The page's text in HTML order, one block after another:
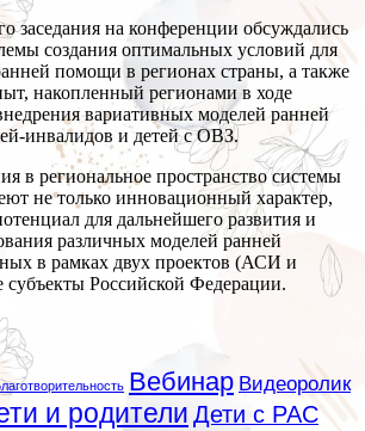
заседания на конференции обсуждались
создания оптимальных условий для
помощи в регионах страны, а также
накопленный регионами в ходе
вариативных моделей ранней
инвалидов и детей с ОВЗ.
в региональное пространство системы
не только инновационный характер,
для дальнейшего развития и
различных моделей ранней
в рамках двух проектов (АСИ и
субъекты Российской Федерации.
Вебинар Видеоролик
и родители Дети с РАС